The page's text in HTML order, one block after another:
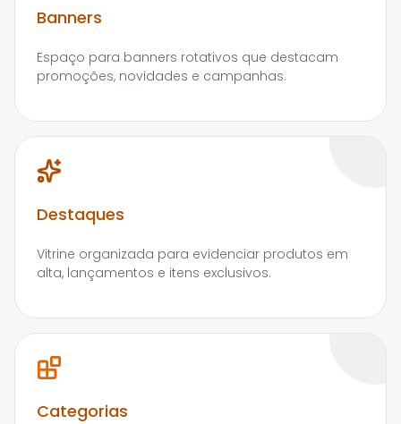
Banners
Espaço para banners rotativos que destacam
promoções, novidades e campanhas.
Destaques
Vitrine organizada para evidenciar produtos em
alta, lançamentos e itens exclusivos.
Categorias